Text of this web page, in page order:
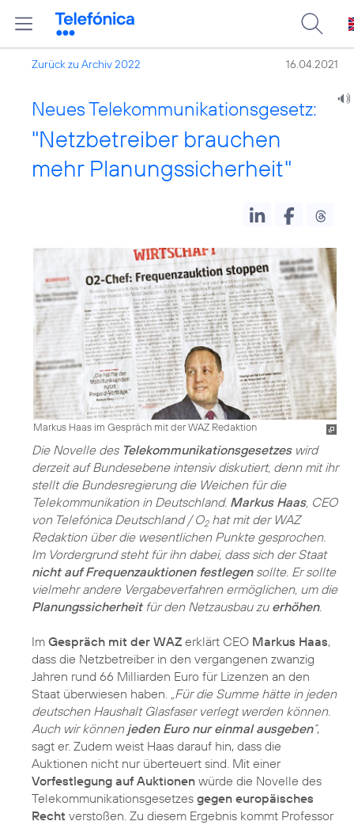
Zurück zu Archiv 2022 16.04.2021
Neues Telekommunikationsgesetz:
"Netzbetreiber brauchen
mehr Planungssicherheit"
Markus Haas im Gespräch mit der WAZ Redaktion
Die Novelle des Telekommunikationsgesetzeswird
derzeit auf Bundesebene intensiv diskutiert, denn mit ihr
stellt die Bundesregierung die Weichen für die
Telekommunikation in Deutschland. Markus Haas, CEO
von Telefónica Deutschland / O2hat mit der WAZ
Redaktion über die wesentlichen Punkte gesprochen.
Im Vordergrund steht für ihn dabei, dass sich der Staat
nicht auf Frequenzauktionen festlegensollte. Er sollte
vielmehr andere Vergabeverfahren ermöglichen, um die
Planungssicherheitfür den Netzausbau zu erhöhen.
Im Gespräch mit der WAZ erklärt CEO Markus Haas,
dass die Netzbetreiber in den vergangenen zwanzig
Jahren rund 66 Milliarden Euro für Lizenzen an den
Staat überwiesen haben.
„Für die Summe hätte in jeden
deutschen Haushalt Glasfaser verlegt werden können.
Auch wir können jeden Euro nur einmal ausgeben“,
sagt er. Zudem weist Haas darauf hin, dass die
Auktionen nicht nur überteuert sind. Mit einer
Vorfestlegung auf Auktionen würde die Novelle des
Telekommunikationsgesetzes gegen europäisches
Recht verstoßen. Zu diesem Ergebnis kommt Professor